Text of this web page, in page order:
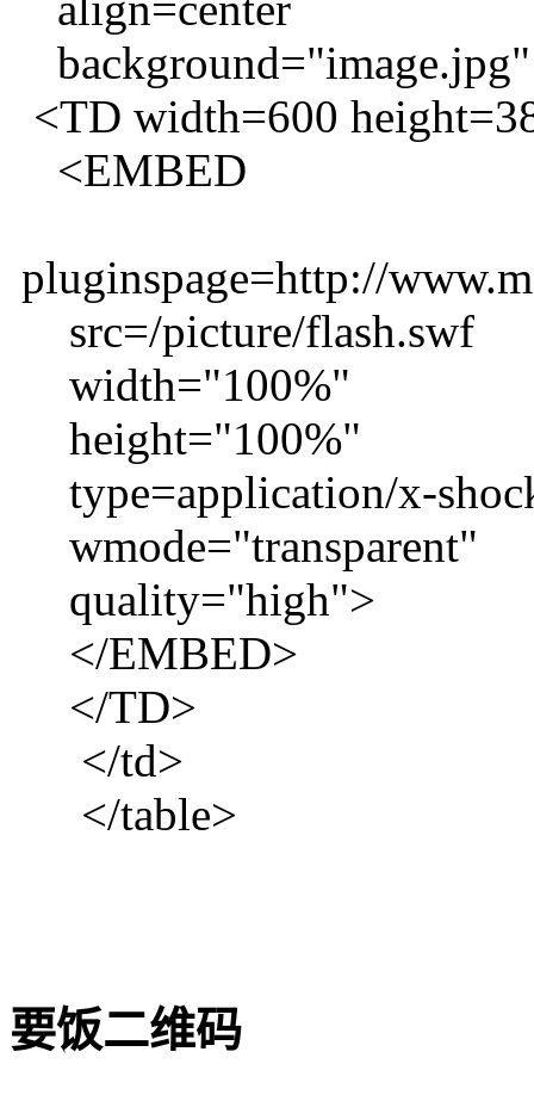
<TD width=600
<EMBED
pluginspage=http://
src=/picture/flash.swf
width="100%"
height="100%"
type=application/x-
wmode="transparent"
quality="high">
</EMBED>
</TD>
</td>
</table>
要饭二维码